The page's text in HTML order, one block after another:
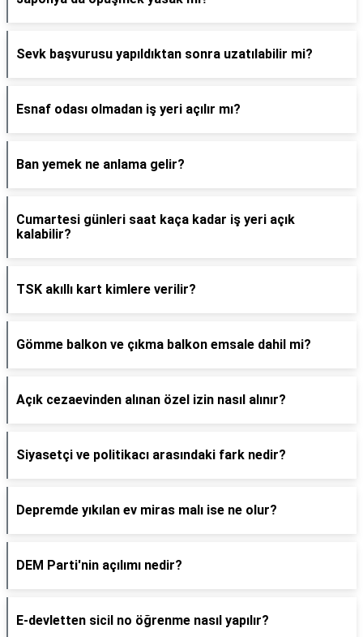
Sevk başvurusu yapıldıktan sonra uzatılabilir mi?
Esnaf odası olmadan iş yeri açılır mı?
Ban yemek ne anlama gelir?
Cumartesi günleri saat kaça kadar iş yeri açık
kalabilir?
TSK akıllı kart kimlere verilir?
Gömme balkon ve çıkma balkon emsale dahil mi?
Açık cezaevinden alınan özel izin nasıl alınır?
Siyasetçi ve politikacı arasındaki fark nedir?
Depremde yıkılan ev miras malı ise ne olur?
DEM Parti'nin açılımı nedir?
E-devletten sicil no öğrenme nasıl yapılır?